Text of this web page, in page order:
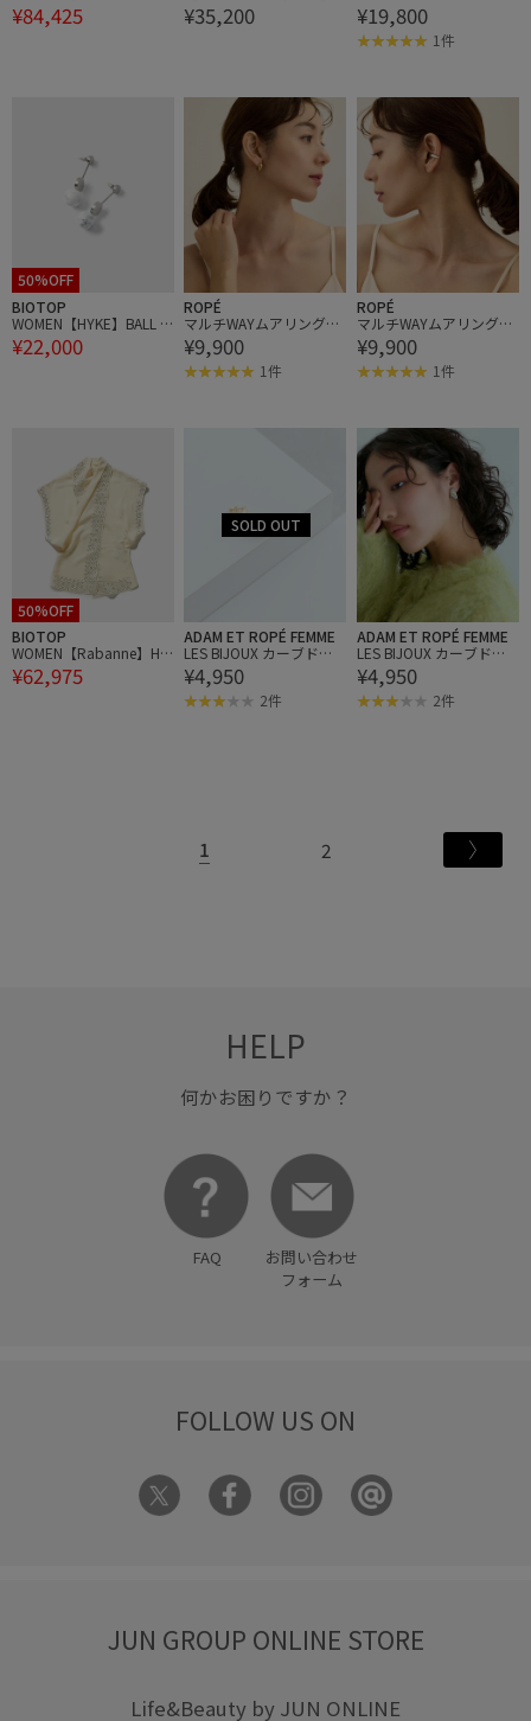
UT
¥84,425
euk(リューク)】Tear Earr
¥35,200 ¥19,800
1件
50%OFF
BIOTOP
WOMEN【HYKE】BALL D
ROP EARRINGS
¥22,000
ROPÉ
マルチWAYムアリングモ
チーフアクセサリー
¥9,900
1件
ROPÉ
マルチWAYムアリングモ
チーフアクセサリー
¥9,900
1件
50%OFF
BIOTOP
WOMEN【Rabanne】HA
UT
¥62,975
ADAM ET ROPÉ FEMME
LES BIJOUX カーブドロ
ップイヤリング
¥4,950
2件
ADAM ET ROPÉ FEMME
LES BIJOUX カーブドロ
ップイヤリング
¥4,950
2件
1 2
HELP
何かお困りですか？
FAQ
お問い合わせ
フォーム
FOLLOW US ON
JUN GROUP ONLINE STORE
Life&Beauty by JUN ONLINE